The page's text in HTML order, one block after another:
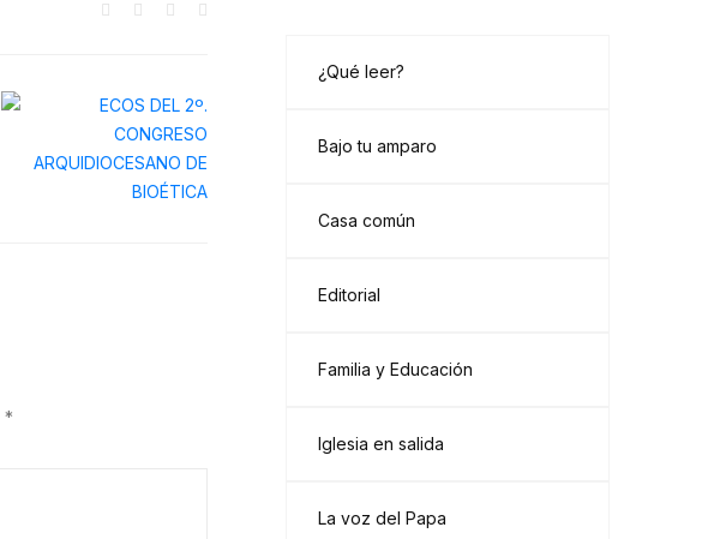
*
¿Qué leer?
Bajo tu amparo
Casa común
Editorial
Familia y Educación
Iglesia en salida
La voz del Papa